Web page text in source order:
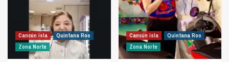
Cancún isla
Quintana Roo
Zona Norte
Cancún isla
Quintana Roo
Zona Norte